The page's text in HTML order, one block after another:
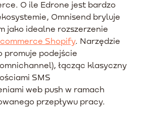
O ile Edrone jest bardzo
Omnisend bryluje
jako idealne rozszerzenie
Shopify. Narzędzie
promuje podejście
łącząc klasyczny
SMS
web push w ramach
przepływu pracy.